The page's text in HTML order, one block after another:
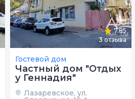
7.85
3отзыва
Гостевой дом
Частный дом "Отдых
у Геннадия"
Лазаревское, ул.